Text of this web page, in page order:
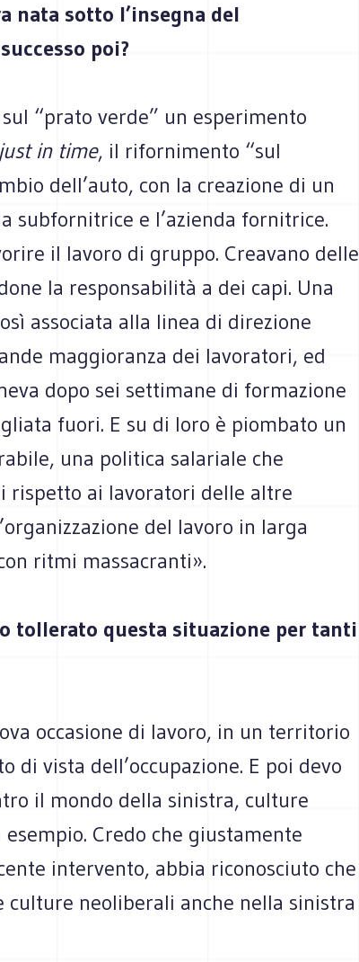
nata sotto l’insegna del
poi?
“prato verde” un esperimento
just in time, il rifornimento “sul
dell’auto, con la creazione di un
subfornitrice e l’azienda fornitrice.
il lavoro di gruppo. Creavano delle
la responsabilità a dei capi. Una
associata alla linea di direzione
maggioranza dei lavoratori, ed
dopo sei settimane di formazione
fuori. E su di loro è piombato un
una politica salariale che
rispetto ai lavoratori delle altre
del lavoro in larga
ritmi massacranti».
tollerato questa situazione per tanti
occasione di lavoro, in un territorio
di vista dell’occupazione. E poi devo
il mondo della sinistra, culture
Credo che giustamente
intervento, abbia riconosciuto che
culture neoliberali anche nella sinistra